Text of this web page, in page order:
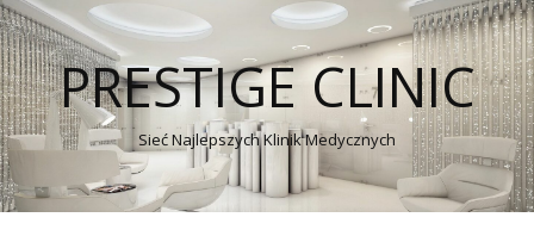
PRESTIGE CLINIC
Sieć Najlepszych Klinik Medycznych